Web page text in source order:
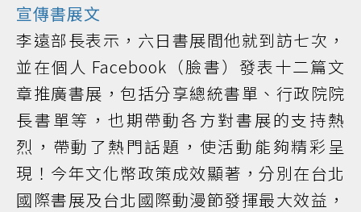
宣傳書展文
李遠部長表示，六日書展間他就到訪七次，
並在個人 Facebook（臉書）發表十二篇文
章推廣書展，包括分享總統書單、行政院院
長書單等，也期帶動各方對書展的支持熱
烈，帶動了熱門話題，使活動能夠精彩呈
現！今年文化幣政策成效顯著，分別在台北
國際書展及台北國際動漫節發揮最大效益，